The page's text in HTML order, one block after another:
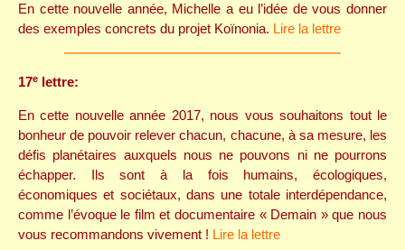
En cette nouvelle année, Michelle a eu l’idée de vous donner
des exemples concrets du projet Koïnonia. Lire la lettre
17e lettre:
En cette nouvelle année 2017, nous vous souhaitons tout le
bonheur de pouvoir relever chacun, chacune, à sa mesure, les
défis planétaires auxquels nous ne pouvons ni ne pourrons
échapper. Ils sont à la fois humains, écologiques,
économiques et sociétaux, dans une totale interdépendance,
comme l’évoque le film et documentaire « Demain » que nous
vous recommandons vivement ! Lire la lettre